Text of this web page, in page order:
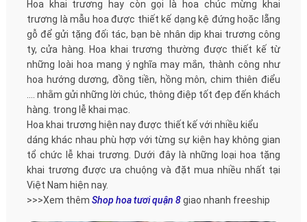
Hoa khai trương hay còn gọi là hoa chúc mừng khai
trương là mẫu hoa được thiết kế dạng kệ đứng hoặc lẵng
gỗ để gửi tặng đối tác, bạn bè nhân dịp khai trương công
ty, cửa hàng. Hoa khai trương thường được thiết kế từ
những loài hoa mang ý nghĩa may mắn, thành công như
hoa hướng dương, đồng tiền, hồng môn, chim thiên điểu
.... nhằm gửi những lời chúc, thông điệp tốt đẹp đến khách
hàng. trong lễ khai mạc.
Hoa khai trương hiện nay được thiết kế với nhiều kiểu
dáng khác nhau phù hợp với từng sự kiện hay không gian
tổ chức lễ khai trương. Dưới đây là những loại hoa tặng
khai trương được ưa chuộng và đặt mua nhiều nhất tại
Việt Nam hiện nay.
>>>Xem thêm Shop hoa tươi quận 8giao nhanh freeship